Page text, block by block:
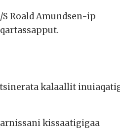
Roald Amundsen-ip
kalaallit
kissaatigigaa